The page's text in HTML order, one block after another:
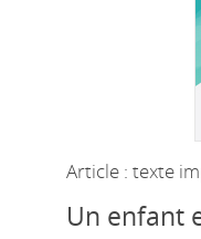
Article : texte
Un enfant